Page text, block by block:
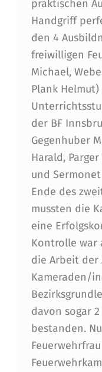
0
praktischen
Handgriff
den 4
freiwilligen
Michael,
Plank
der BF
Gegenhuber
Harald,
und
Ende des
mussten die
eine
Kontrolle war
die Arbeit der
Kameraden/
davon sogar
bestanden.